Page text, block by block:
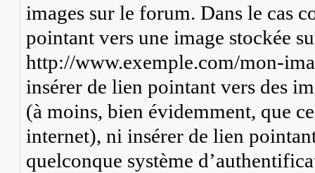
images sur le forum. Dans le cas
pointant vers une image stockée
http://www.exemple.com/mon-
insérer de lien pointant vers des
(à moins, bien évidemment, que
internet), ni insérer de lien
quelconque système